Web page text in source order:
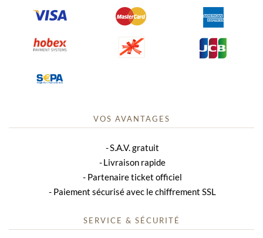
VOS AVANTAGES
S.A.V. gratuit
Livraison rapide
Partenaire ticket officiel
Paiement sécurisé avec le chiffrement SSL
SERVICE & SÉCURITÉ